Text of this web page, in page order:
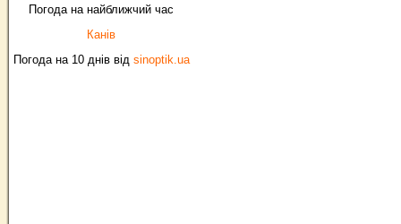
Погода на найближчий час
Канів
Погода на 10 днів від sinoptik.ua